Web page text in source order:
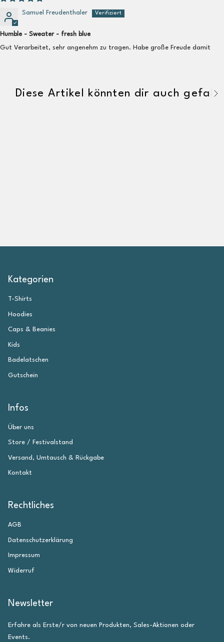
Samuel Freudenthaler
Humble - Sweater - fresh blue
Gut Verarbeitet, sehr angenehm zu tragen. Habe große Freude damit
Diese Artikel könnten dir auch
Kategorien
T-Shirts
Hoodies
Caps & Beanies
Kids
Badelatschen
Gutschein
Infos
Über uns
Store / Festivalstand
Versand, Umtausch & Rückgabe
Kontakt
Rechtliches
AGB
Datenschutzerklärung
Impressum
Widerruf
Newsletter
Erfahre als Erste/r von neuen Produkten, Sales-Aktionen oder
Events.